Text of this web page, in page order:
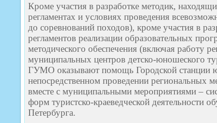
Кроме участия в разработке методик,
регламентах и условиях проведения
до соревнований походов), кроме участия в
регламентов реализации образовательных
методического обеспечения (включая работу
муниципальных центров детско-юношеского
ГУМО оказывают помощь Городской станции
непосредственном проведении региональных
вместе с муниципальными мероприятиями –
форм туристско-краеведческой деятельности
Петербурга.